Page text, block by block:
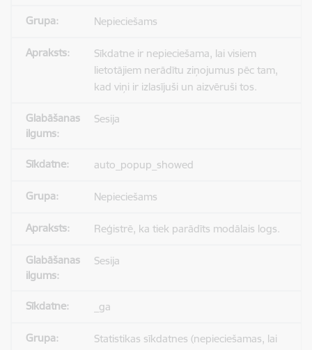
Nepieciešams
Sīkdatne ir nepieciešama, lai visiem
lietotājiem nerādītu ziņojumus pēc tam,
kad viņi ir izlasījuši un aizvēruši tos.
Sesija
auto_popup_showed
Nepieciešams
Reģistrē, ka tiek parādīts modālais logs.
Sesija
_ga
Statistikas sīkdatnes (nepieciešamas, lai